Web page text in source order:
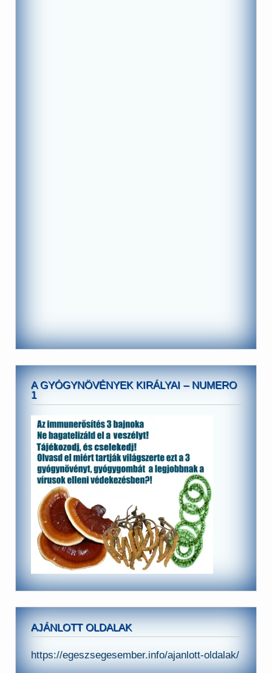
A GYÓGYNÖVÉNYEK KIRÁLYAI – NUMERO
1
AJÁNLOTT OLDALAK
https://egeszsegesember.info/ajanlott-oldalak/